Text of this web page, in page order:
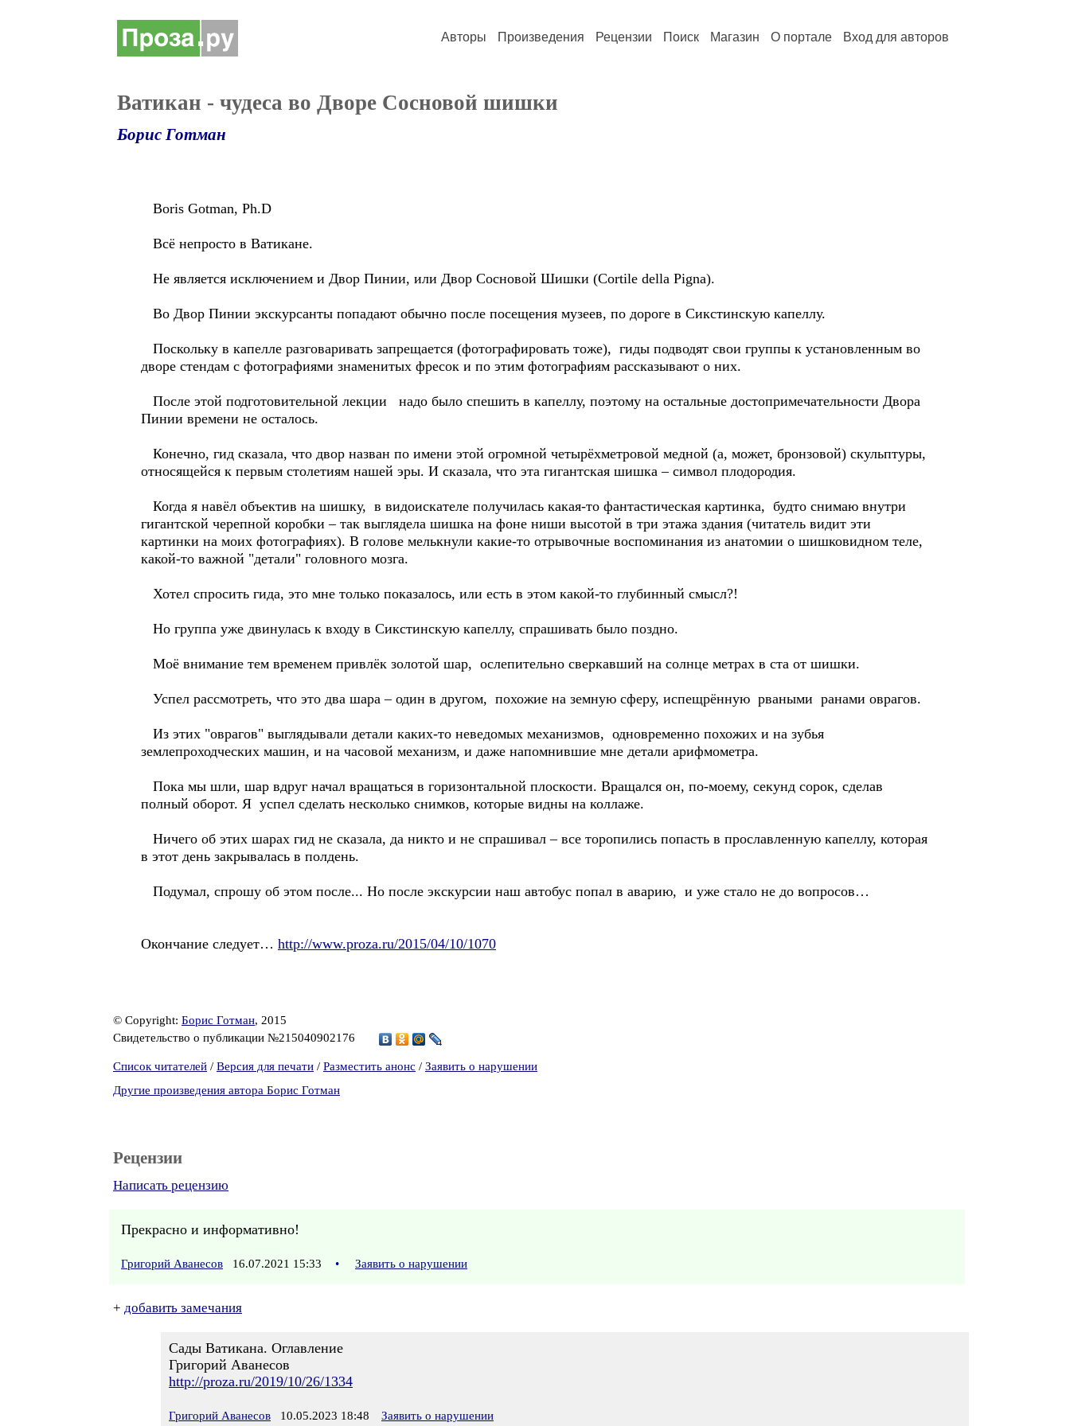
Авторы Произведения Рецензии Поиск Магазин О портале Вход для авторов
Ватикан - чудеса во Дворе Сосновой шишки
Борис Готман
Boris Gotman, Ph.D
Всё непросто в Ватикане.
Не является исключением и Двор Пинии, или Двор Сосновой Шишки (Cortile della Pigna).
Во Двор Пинии экскурсанты попадают обычно после посещения музеев, по дороге в Сикстинскую капеллу.
Поскольку в капелле разговаривать запрещается (фотографировать тоже), гиды подводят свои группы к установленным во
дворе стендам с фотографиями знаменитых фресок и по этим фотографиям рассказывают о них.
После этой подготовительной лекции надо было спешить в капеллу, поэтому на остальные достопримечательности Двора
Пинии времени не осталось.
Конечно, гид сказала, что двор назван по имени этой огромной четырёхметровой медной (а, может, бронзовой) скульптуры,
относящейся к первым столетиям нашей эры. И сказала, что эта гигантская шишка – символ плодородия.
Когда я навёл объектив на шишку, в видоискателе получилась какая-то фантастическая картинка, будто снимаю внутри
гигантской черепной коробки – так выглядела шишка на фоне ниши высотой в три этажа здания (читатель видит эти
картинки на моих фотографиях). В голове мелькнули какие-то отрывочные воспоминания из анатомии о шишковидном теле,
какой-то важной "детали" головного мозга.
Хотел спросить гида, это мне только показалось, или есть в этом какой-то глубинный смысл?!
Но группа уже двинулась к входу в Сикстинскую капеллу, спрашивать было поздно.
Моё внимание тем временем привлёк золотой шар, ослепительно сверкавший на солнце метрах в ста от шишки.
Успел рассмотреть, что это два шара – один в другом, похожие на земную сферу, испещрённую рваными ранами оврагов.
Из этих "оврагов" выглядывали детали каких-то неведомых механизмов, одновременно похожих и на зубья
землепроходческих машин, и на часовой механизм, и даже напомнившие мне детали арифмометра.
Пока мы шли, шар вдруг начал вращаться в горизонтальной плоскости. Вращался он, по-моему, секунд сорок, сделав
полный оборот. Я успел сделать несколько снимков, которые видны на коллаже.
Ничего об этих шарах гид не сказала, да никто и не спрашивал – все торопились попасть в прославленную капеллу, которая
в этот день закрывалась в полдень.
Подумал, спрошу об этом после... Но после экскурсии наш автобус попал в аварию, и уже стало не до вопросов…
Окончание следует… http://www.proza.ru/2015/04/10/1070
© Copyright: Борис Готман, 2015
Свидетельство о публикации №215040902176
Список читателей / Версия для печати / Разместить анонс / Заявить о нарушении
Другие произведения автора Борис Готман
Рецензии
Написать рецензию
Прекрасно и информативно!
Григорий Аванесов 16.07.2021 15:33 • Заявить о нарушении
+ добавить замечания
Сады Ватикана. Оглавление
Григорий Аванесов
http://proza.ru/2019/10/26/1334
Григорий Аванесов 10.05.2023 18:48 Заявить о нарушении